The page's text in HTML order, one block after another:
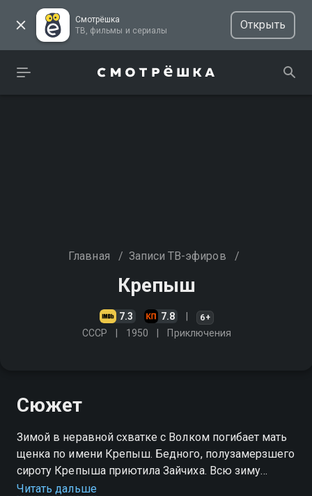
Смотрёшка
ТВ, фильмы и сериалы
Открыть
Главная / Записи ТВ-эфиров /
Крепыш
7.3 7.8 6+
СССР 1950 Приключения
Сюжет
Зимой в неравной схватке с Волком погибает мать
щенка по имени Крепыш. Бедного, полузамерзшего
сироту Крепыша приютила Зайчиха. Всю зиму
провёл щенок в семье зайцев, храбро защищая
Читать дальше